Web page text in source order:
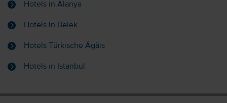
Hotels in Alanya
Hotels in Belek
Hotels Türkische Ägäis
Hotels in Istanbul